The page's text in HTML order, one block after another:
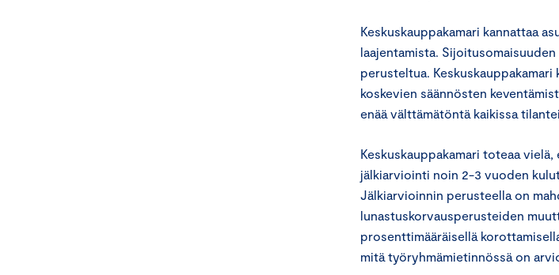
Keskuskauppakamari kannattaa
laajentamista.
perusteltua.
koskevien säännösten
enää välttämätöntä kaikissa
Keskuskauppakamari toteaa
jälkiarviointi noin 2-3 vuoden
Jälkiarvioinnin perusteella on
lunastuskorvausperusteiden
prosenttimääräisellä
mitä työryhmämietinnössä on